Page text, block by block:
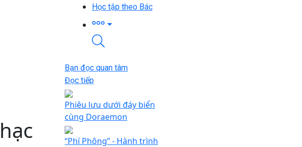
Học tập theo Bác
Bạn đọc quan tâm
Đọc tiếp
Phiêu lưu dưới đáy biển
cùng Doraemon
“Phí Phông” - Hành trình